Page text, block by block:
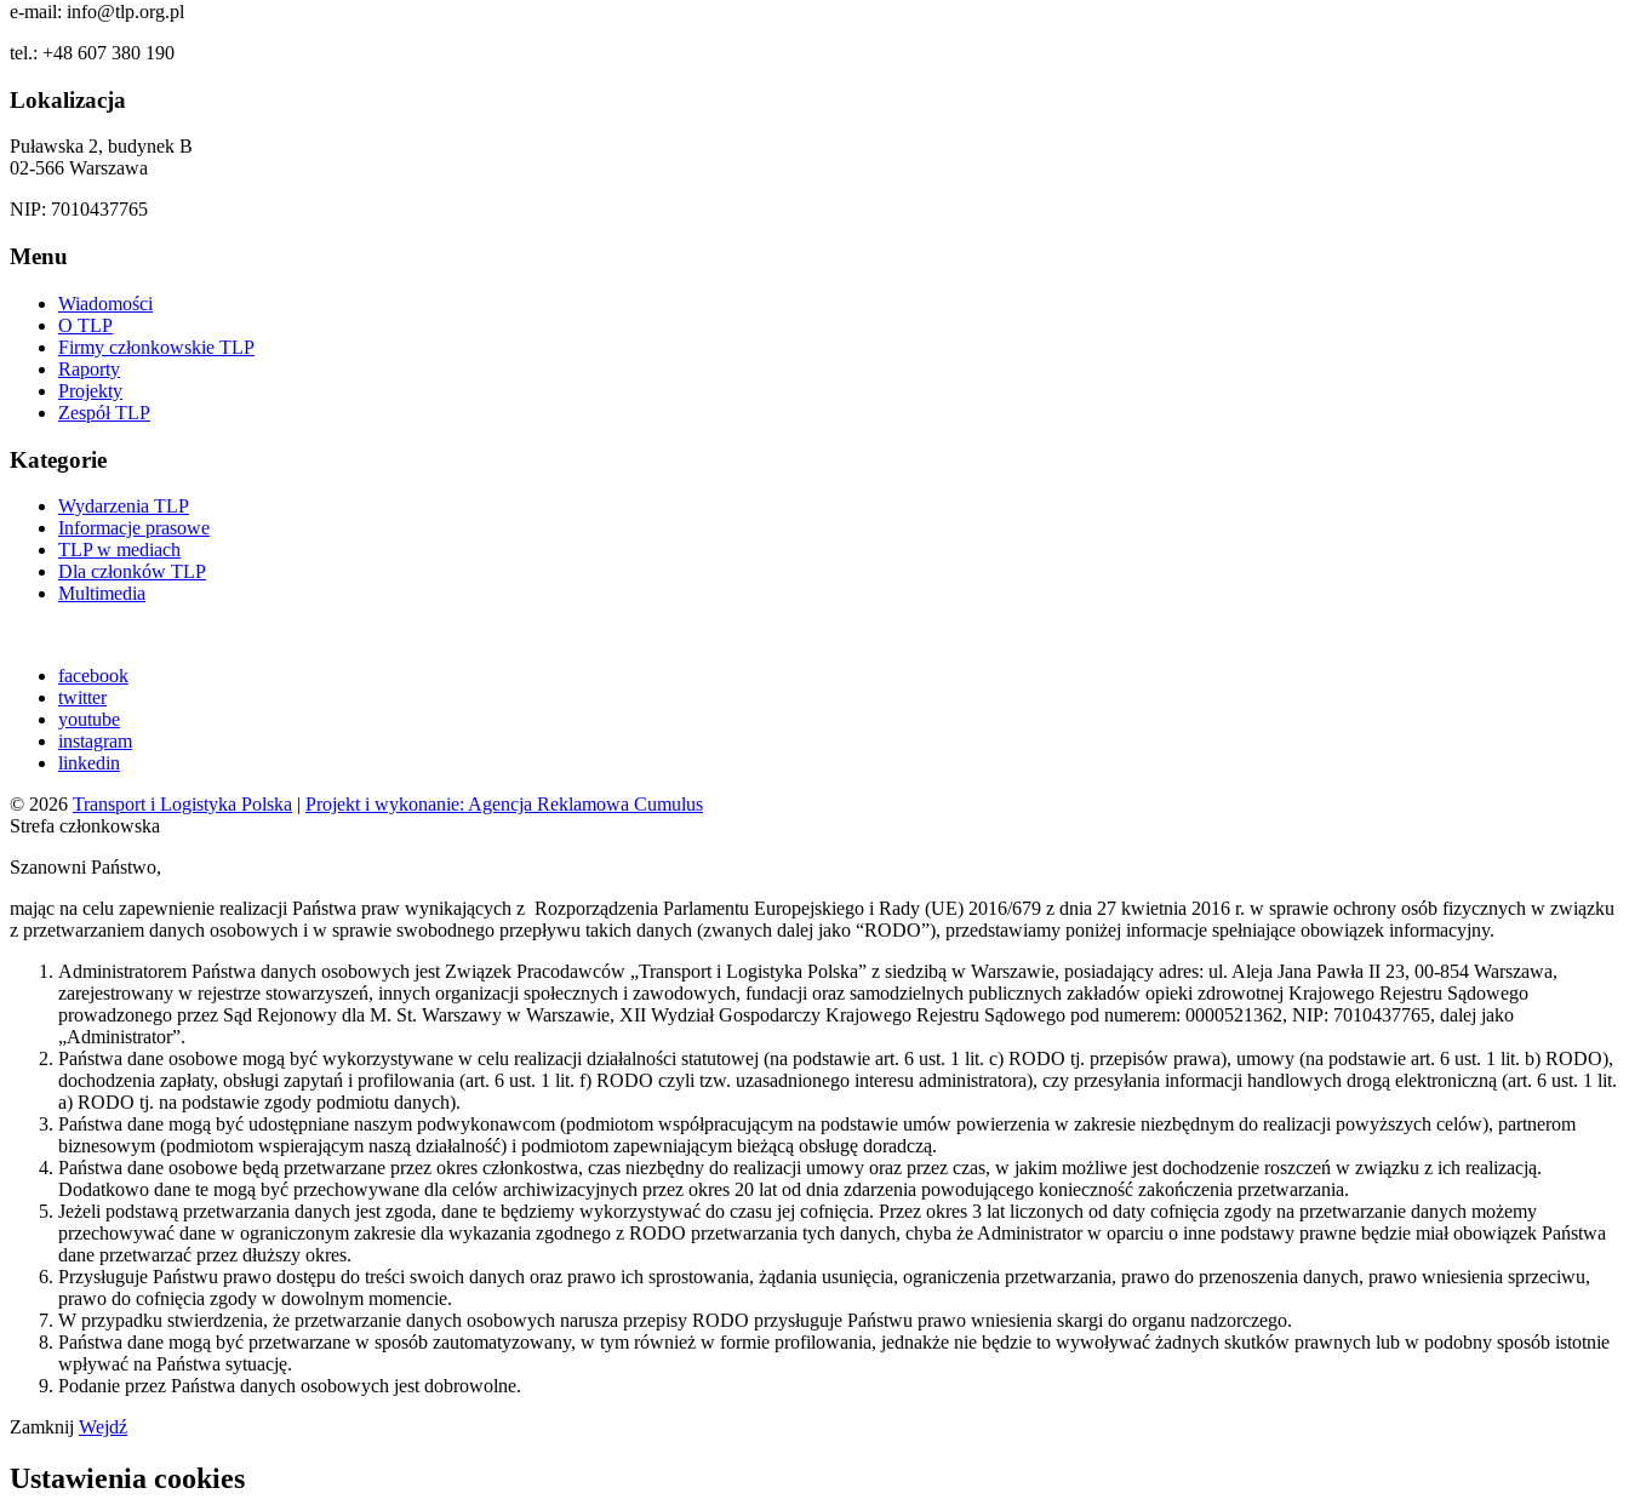
e-mail: info@tlp.org.pl
tel.: +48 607 380 190
Lokalizacja
Puławska 2, budynek B
02-566 Warszawa
NIP: 7010437765
Menu
Wiadomości
O TLP
Firmy członkowskie TLP
Raporty
Projekty
Zespół TLP
Kategorie
Wydarzenia TLP
Informacje prasowe
TLP w mediach
Dla członków TLP
Multimedia
facebook
twitter
youtube
instagram
linkedin
© 2026 Transport i Logistyka Polska | Projekt i wykonanie: Agencja Reklamowa Cumulus
Strefa członkowska
Szanowni Państwo,
mając na celu zapewnienie realizacji Państwa praw wynikających z Rozporządzenia Parlamentu Europejskiego i Rady (UE) 2016/679 z dnia 27 kwietnia 2016 r. w sprawie ochrony osób fizycznych w związku
z przetwarzaniem danych osobowych i w sprawie swobodnego przepływu takich danych (zwanych dalej jako “RODO”), przedstawiamy poniżej informacje spełniające obowiązek informacyjny.
Administratorem Państwa danych osobowych jest Związek Pracodawców „Transport i Logistyka Polska” z siedzibą w Warszawie, posiadający adres: ul. Aleja Jana Pawła II 23, 00-854 Warszawa,
zarejestrowany w rejestrze stowarzyszeń, innych organizacji społecznych i zawodowych, fundacji oraz samodzielnych publicznych zakładów opieki zdrowotnej Krajowego Rejestru Sądowego
prowadzonego przez Sąd Rejonowy dla M. St. Warszawy w Warszawie, XII Wydział Gospodarczy Krajowego Rejestru Sądowego pod numerem: 0000521362, NIP: 7010437765, dalej jako
„Administrator”.
Państwa dane osobowe mogą być wykorzystywane w celu realizacji działalności statutowej (na podstawie art. 6 ust. 1 lit. c) RODO tj. przepisów prawa), umowy (na podstawie art. 6 ust. 1 lit. b) RODO),
dochodzenia zapłaty, obsługi zapytań i profilowania (art. 6 ust. 1 lit. f) RODO czyli tzw. uzasadnionego interesu administratora), czy przesyłania informacji handlowych drogą elektroniczną (art. 6 ust. 1 lit.
a) RODO tj. na podstawie zgody podmiotu danych).
Państwa dane mogą być udostępniane naszym podwykonawcom (podmiotom współpracującym na podstawie umów powierzenia w zakresie niezbędnym do realizacji powyższych celów), partnerom
biznesowym (podmiotom wspierającym naszą działalność) i podmiotom zapewniającym bieżącą obsługę doradczą.
Państwa dane osobowe będą przetwarzane przez okres członkostwa, czas niezbędny do realizacji umowy oraz przez czas, w jakim możliwe jest dochodzenie roszczeń w związku z ich realizacją.
Dodatkowo dane te mogą być przechowywane dla celów archiwizacyjnych przez okres 20 lat od dnia zdarzenia powodującego konieczność zakończenia przetwarzania.
Jeżeli podstawą przetwarzania danych jest zgoda, dane te będziemy wykorzystywać do czasu jej cofnięcia. Przez okres 3 lat liczonych od daty cofnięcia zgody na przetwarzanie danych możemy
przechowywać dane w ograniczonym zakresie dla wykazania zgodnego z RODO przetwarzania tych danych, chyba że Administrator w oparciu o inne podstawy prawne będzie miał obowiązek Państwa
dane przetwarzać przez dłuższy okres.
Przysługuje Państwu prawo dostępu do treści swoich danych oraz prawo ich sprostowania, żądania usunięcia, ograniczenia przetwarzania, prawo do przenoszenia danych, prawo wniesienia sprzeciwu,
prawo do cofnięcia zgody w dowolnym momencie.
W przypadku stwierdzenia, że przetwarzanie danych osobowych narusza przepisy RODO przysługuje Państwu prawo wniesienia skargi do organu nadzorczego.
Państwa dane mogą być przetwarzane w sposób zautomatyzowany, w tym również w formie profilowania, jednakże nie będzie to wywoływać żadnych skutków prawnych lub w podobny sposób istotnie
wpływać na Państwa sytuację.
Podanie przez Państwa danych osobowych jest dobrowolne.
Zamknij Wejdź
Ustawienia cookies